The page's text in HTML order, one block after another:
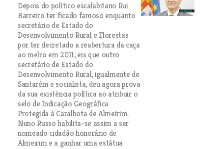
Depois do político escalabitano Rui
Barreiro ter ficado famoso enquanto
secretário de Estado do
Desenvolvimento Rural e Florestas
por ter decretado a reabertura da caça
ao melro em 2011, eis que outro
secretário de Estado do
Desenvolvimento Rural, igualmente de
Santarém e socialista, deu agora prova
da sua existência política ao atribuir o
selo de Indicação Geográfica
Protegida à Caralhota de Almeirim.
Nuno Russo habilita-se assim a ser
nomeado cidadão honorário de
Almeirim e a ganhar uma estátua